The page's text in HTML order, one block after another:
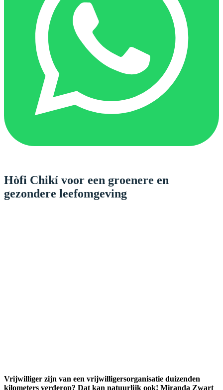
Hòfi Chikí voor een groenere en
gezondere leefomgeving
Vrijwilliger zijn van een vrijwilligersorganisatie duizenden
kilometers verderop? Dat kan natuurlijk ook! Miranda Zwart